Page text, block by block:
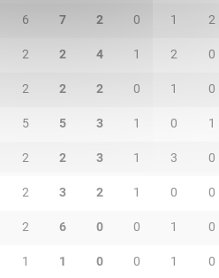
6 7 2 0 1 2
2 2 4 1 2 0
2 2 2 0 1 0
5 5 3 1 0 1
2 2 3 1 3 0
2 3 2 1 0 0
2 6 0 0 1 0
1 1 0 0 1 0